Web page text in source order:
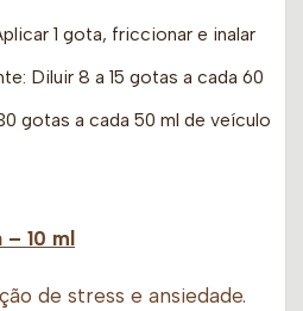
1 gota, friccionar e inalar
Diluir 8 a 15 gotas a cada 60
gotas a cada 50 ml de veículo
– 10 ml
de stress e ansiedade.